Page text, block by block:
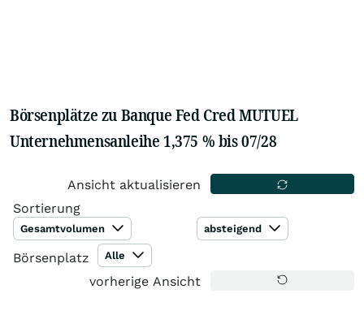
Börsenplätze zu Banque Fed Cred MUTUEL
Unternehmensanleihe 1,375 % bis 07/28
Ansicht aktualisieren
Sortierung
Gesamtvolumen absteigend
Börsenplatz Alle
vorherige Ansicht